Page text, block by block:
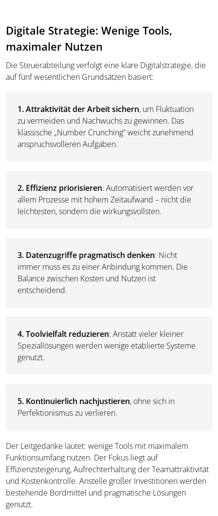
Digitale Strategie: Wenige Tools,
maximaler Nutzen
Die Steuerabteilung verfolgt eine klare Digitalstrategie, die
auf fünf wesentlichen Grundsätzen basiert:
1.Attraktivität der Arbeit sichern, um Fluktuation
zu vermeiden und Nachwuchs zu gewinnen. Das
klassische „Number Crunching“ weicht zunehmend
anspruchsvolleren Aufgaben.
2. Effizienz priorisieren: Automatisiert werden vor
allem Prozesse mit hohem Zeitaufwand – nicht die
leichtesten, sondern die wirkungsvollsten.
3. Datenzugriffe pragmatisch denken: Nicht
immer muss es zu einer Anbindung kommen. Die
Balance zwischen Kosten und Nutzen ist
entscheidend.
4.Toolvielfalt reduzieren: Anstatt vieler kleiner
Speziallösungen werden wenige etablierte Systeme
genutzt.
5. Kontinuierlich nachjustieren, ohne sich in
Perfektionismus zu verlieren.
Der Leitgedanke lautet: wenige Tools mit maximalem
Funktionsumfang nutzen. Der Fokus liegt auf
Effizienzsteigerung, Aufrechterhaltung der Teamattraktivität
und Kostenkontrolle. Anstelle großer Investitionen werden
bestehende Bordmittel und pragmatische Lösungen
genutzt.